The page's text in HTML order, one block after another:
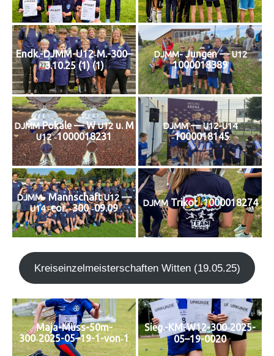
Endk.-DJMM-U12‑M.-300–
3.10.25 (1) (1)
DJMM-Jun­gen —U12
1000018389
DJMMPoka­le — WU12u. M
U12‑1000018231
DJMM—U12-U14
‑1000018145
DJMM-Mann­schaftU12—
U14‑cor. ‑300 ‑09.09 DJMMTri­kot ‑1000018274
Kreis­ein­zel­meis­ter­schaf­ten Wit­ten (19.05.25)
Maja-Muss-50m-
300‑2025-05–19-1-von‑1
Sieg.-KM-W12-300‑2025-
05–19-0020